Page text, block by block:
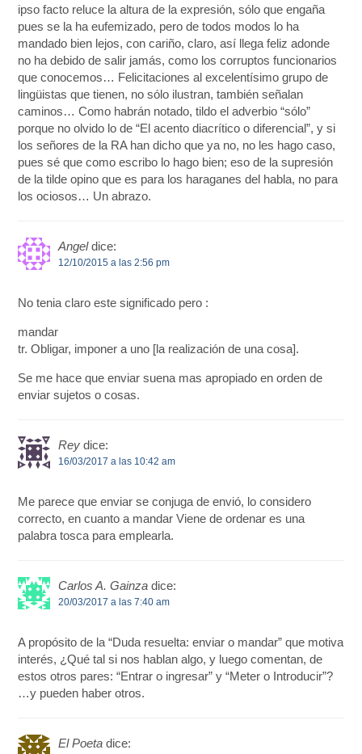
ipso facto reluce la altura de la expresión, sólo que engaña
pues se la ha eufemizado, pero de todos modos lo ha
mandado bien lejos, con cariño, claro, así llega feliz adonde
no ha debido de salir jamás, como los corruptos funcionarios
que conocemos… Felicitaciones al excelentísimo grupo de
lingüistas que tienen, no sólo ilustran, también señalan
caminos… Como habrán notado, tildo el adverbio “sólo”
porque no olvido lo de “El acento diacrítico o diferencial”, y si
los señores de la RA han dicho que ya no, no les hago caso,
pues sé que como escribo lo hago bien; eso de la supresión
de la tilde opino que es para los haraganes del habla, no para
los ociosos… Un abrazo.
Angel dice:
12/10/2015 a las 2:56 pm
No tenia claro este significado pero :
mandar
tr. Obligar, imponer a uno [la realización de una cosa].
Se me hace que enviar suena mas apropiado en orden de
enviar sujetos o cosas.
Rey dice:
16/03/2017 a las 10:42 am
Me parece que enviar se conjuga de envió, lo considero
correcto, en cuanto a mandar Viene de ordenar es una
palabra tosca para emplearla.
Carlos A. Gainza dice:
20/03/2017 a las 7:40 am
A propósito de la “Duda resuelta: enviar o mandar” que motiva
interés, ¿Qué tal si nos hablan algo, y luego comentan, de
estos otros pares: “Entrar o ingresar” y “Meter o Introducir”?
…y pueden haber otros.
El Poeta dice: